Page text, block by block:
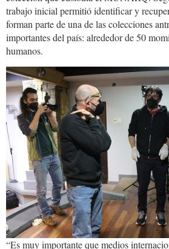
trabajo inicial permitió identificar y
forman parte de una de las colecciones
importantes del país: alrededor de 50
humanos.
momia.munarq.jpg
“Es muy importante que medios